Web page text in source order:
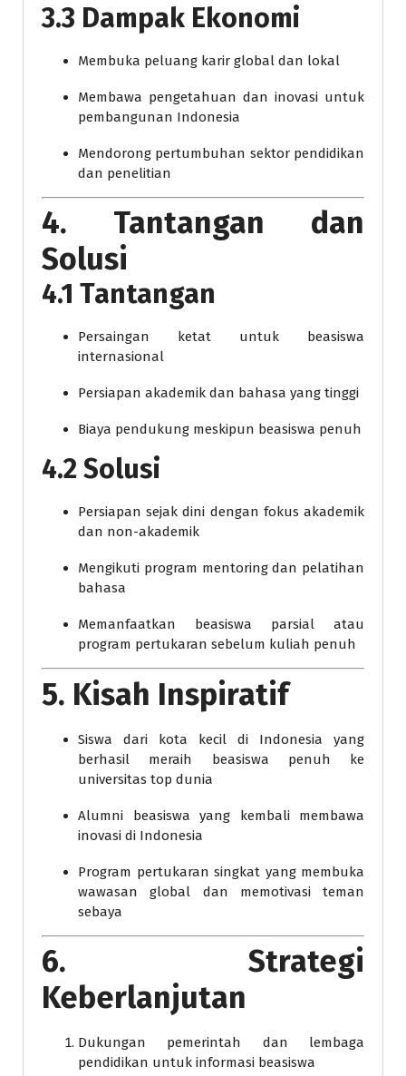
3.3 Dampak Ekonomi
Membuka peluang karir global dan lokal
Membawa pengetahuan dan inovasi untuk
pembangunan Indonesia
Mendorong pertumbuhan sektor pendidikan
dan penelitian
4. Tantangan dan
Solusi
4.1 Tantangan
Persaingan ketat untuk beasiswa
internasional
Persiapan akademik dan bahasa yang tinggi
Biaya pendukung meskipun beasiswa penuh
4.2 Solusi
Persiapan sejak dini dengan fokus akademik
dan non-akademik
Mengikuti program mentoring dan pelatihan
bahasa
Memanfaatkan beasiswa parsial atau
program pertukaran sebelum kuliah penuh
5. Kisah Inspiratif
Siswa dari kota kecil di Indonesia yang
berhasil meraih beasiswa penuh ke
universitas top dunia
Alumni beasiswa yang kembali membawa
inovasi di Indonesia
Program pertukaran singkat yang membuka
wawasan global dan memotivasi teman
sebaya
6. Strategi
Keberlanjutan
Dukungan pemerintah dan lembaga
pendidikan untuk informasi beasiswa